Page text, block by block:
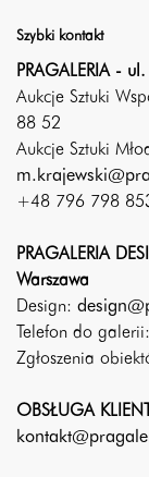
Szybki kontakt
PRAGALERIA -
Aukcje Sztuki
88 52
Aukcje Sztuki
+48 796 798
PRAGALERIA
Warszawa
Design:
Telefon do
Zgłoszenia
OBSŁUGA